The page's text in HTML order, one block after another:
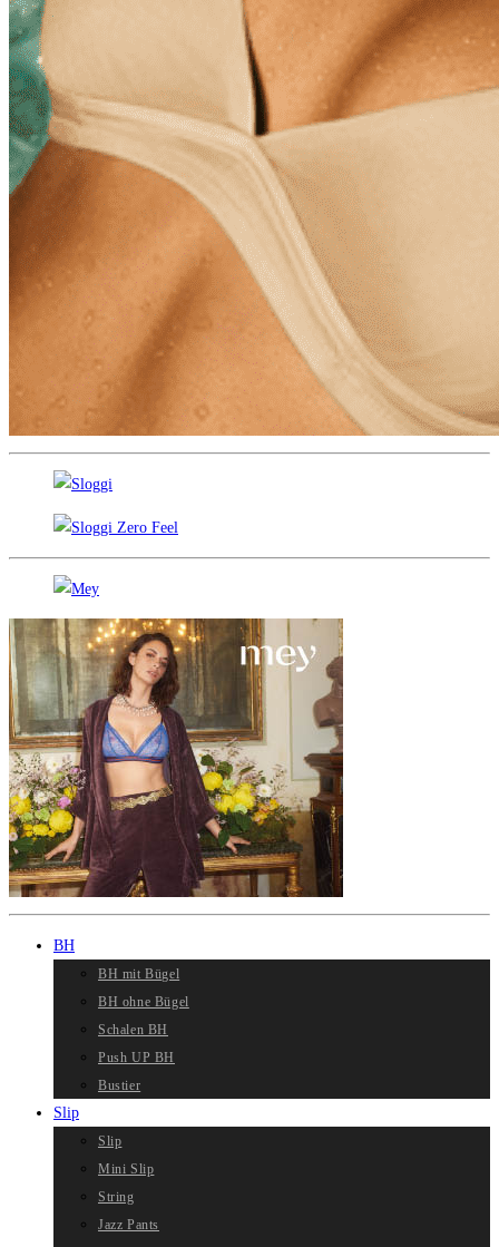
BH
BH mit Bügel
BH ohne Bügel
Schalen BH
Push UP BH
Bustier
Slip
Slip
Mini Slip
String
Jazz Pants